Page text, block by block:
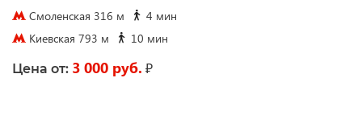
Смоленская 316 м
4 мин
Киевская 793 м
10 мин
Цена от: 3 000 руб. ₽